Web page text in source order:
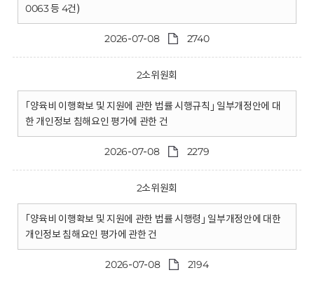
0063 등 4건)
2026-07-08 2740
2소위원회
｢양육비 이행확보 및 지원에 관한 법률 시행규칙｣ 일부개정안에 대
한 개인정보 침해요인 평가에 관한 건
2026-07-08 2279
2소위원회
｢양육비 이행확보 및 지원에 관한 법률 시행령｣ 일부개정안에 대한
개인정보 침해요인 평가에 관한 건
2026-07-08 2194